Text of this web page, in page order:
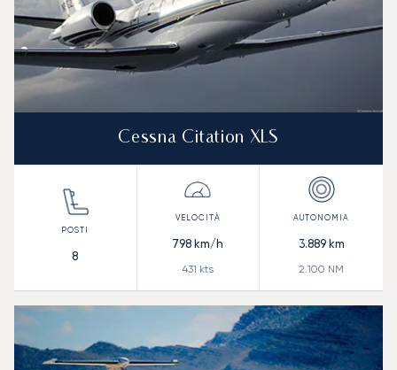
Cessna Citation XLS
8
798 km/h
431 kts
3.889km
2.100 NM